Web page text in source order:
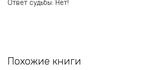
Ответ судьбы: Нет!
Похожие книги